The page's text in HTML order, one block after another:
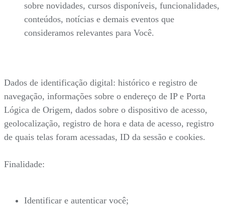
sobre novidades, cursos disponíveis, funcionalidades,
conteúdos, notícias e demais eventos que
consideramos relevantes para Você.
Dados de identificação digital: histórico e registro de
navegação, informações sobre o endereço de IP e Porta
Lógica de Origem, dados sobre o dispositivo de acesso,
geolocalização, registro de hora e data de acesso, registro
de quais telas foram acessadas, ID da sessão e cookies.
Finalidade:
Identificar e autenticar você;